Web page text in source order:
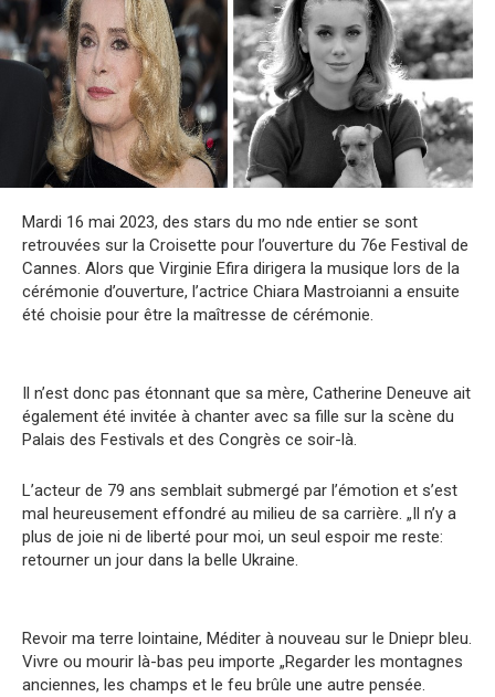
Mardi 16 mai 2023, des stars du mo nde entier se sont
retrouvées sur la Croisette pour l’ouverture du 76e Festival de
Cannes. Alors que Virginie Efira dirigera la musique lors de la
cérémonie d’ouverture, l’actrice Chiara Mastroianni a ensuite
été choisie pour être la maîtresse de cérémonie.
Il n’est donc pas étonnant que sa mère, Catherine Deneuve ait
également été invitée à chanter avec sa fille sur la scène du
Palais des Festivals et des Congrès ce soir-là.
L’acteur de 79 ans semblait submergé par l’émotion et s’est
mal heureusement effondré au milieu de sa carrière. „Il n’y a
plus de joie ni de liberté pour moi, un seul espoir me reste:
retourner un jour dans la belle Ukraine.
Revoir ma terre lointaine, Méditer à nouveau sur le Dniepr bleu.
Vivre ou mourir là-bas peu importe „Regarder les montagnes
anciennes, les champs et le feu brûle une autre pensée.